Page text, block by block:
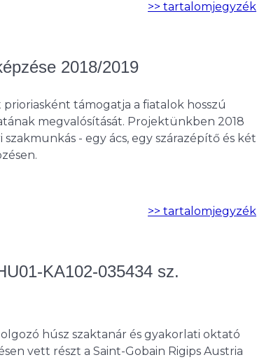
>> tartalomjegyzék
2018/2019
támogatja a fiatalok hosszú
megvalósítását. Projektünkben 2018
- egy ács, egy szárazépítő és két
>> tartalomjegyzék
KA102-035434 sz.
húsz szaktanár és gyakorlati oktató
vett részt a Saint-Gobain Rigips Austria